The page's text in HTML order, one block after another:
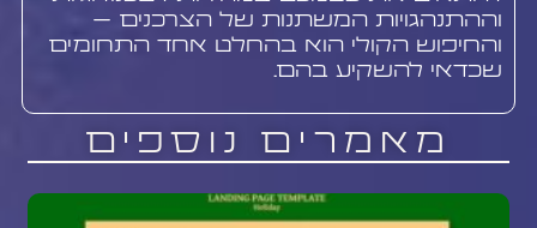
וההתנהגויות המשתנות של הצרכנים –
והחיפוש הקולי הוא בהחלט אחד התחומים
שכדאי להשקיע בהם.
מאמרים נוספים